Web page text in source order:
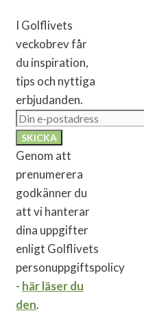
I Golflivets
veckobrev får
du inspiration,
tips och nyttiga
erbjudanden.
Genom att
prenumerera
godkänner du
att vi hanterar
dina uppgifter
enligt Golflivets
personuppgiftspolicy
- här läser du
den.